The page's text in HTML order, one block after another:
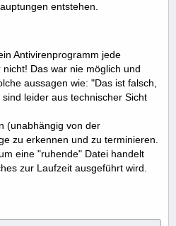
entstehen.
Antivirenprogramm jede
Das war nie möglich und
aussagen wie: "Das ist falsch,
leider aus technischer Sicht
(unabhängig von der
zu erkennen und zu terminieren.
eine "ruhende" Datei handelt
zur Laufzeit ausgeführt wird.